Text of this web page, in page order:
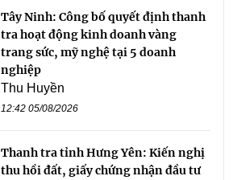
Tây Ninh: Công bố quyết định thanh
tra hoạt động kinh doanh vàng
trang sức, mỹ nghệ tại 5 doanh
nghiệp
Thu Huyền
12:42 05/08/2026
Thanh tra tỉnh Hưng Yên: Kiến nghị
thu hồi đất, giấy chứng nhận đầu tư